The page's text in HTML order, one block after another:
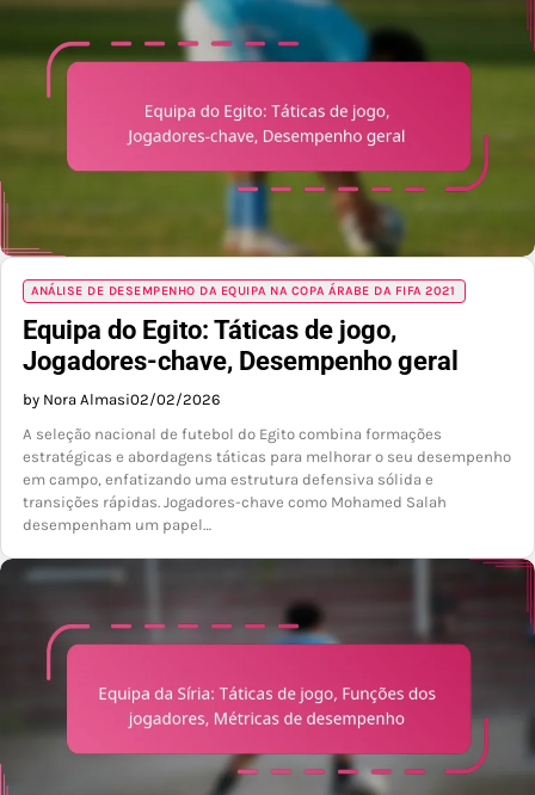
ANÁLISE DE DESEMPENHO DA EQUIPA NA COPA ÁRABE DA FIFA 2021
Equipa do Egito: Táticas de jogo,
Jogadores-chave, Desempenho geral
by Nora Almasi02/02/2026
A seleção nacional de futebol do Egito combina formações
estratégicas e abordagens táticas para melhorar o seu desempenho
em campo, enfatizando uma estrutura defensiva sólida e
transições rápidas. Jogadores-chave como Mohamed Salah
desempenham um papel…